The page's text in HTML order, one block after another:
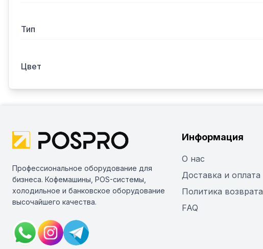
Тип
Цвет
Профессиональное оборудование для
бизнеса. Кофемашины, POS-системы,
холодильное и банковское оборудование
высочайшего качества.
Информация
О нас
Доставка и оплата
Политика возврата
FAQ